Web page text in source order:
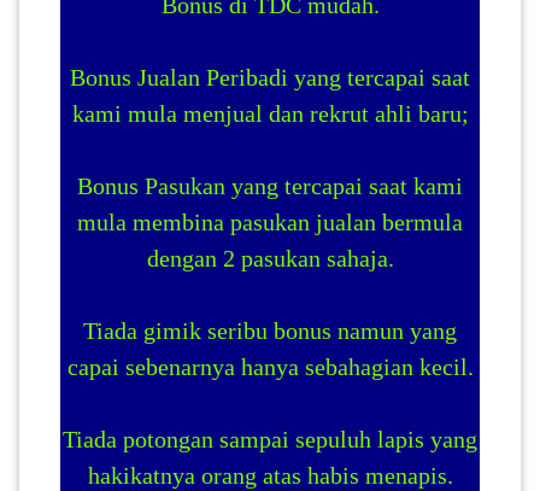
Bonus di TDC mudah.
Bonus Jualan Peribadi yang tercapai saat
kami mula menjual dan rekrut ahli baru;
Bonus Pasukan yang tercapai saat kami
mula membina pasukan jualan bermula
dengan 2 pasukan sahaja.
Tiada gimik seribu bonus namun yang
capai sebenarnya hanya sebahagian kecil.
Tiada potongan sampai sepuluh lapis yang
hakikatnya orang atas habis menapis.